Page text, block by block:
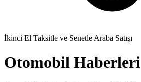
İkinci El Taksitle ve Senetle Araba Satışı
Otomobil Haberleri